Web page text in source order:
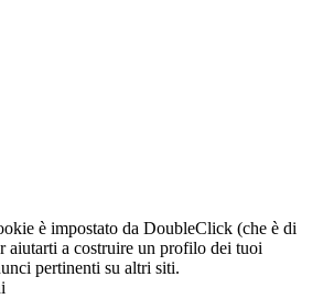
è impostato da DoubleClick (che è di
aiutarti a costruire un profilo dei tuoi
pertinenti su altri siti.